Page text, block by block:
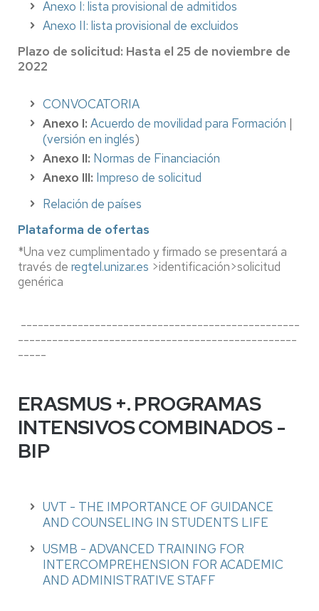
Anexo I: lista provisional de admitidos
Anexo II: lista provisional de excluidos
Plazo de solicitud: Hasta el 25 de noviembre de
2022
CONVOCATORIA
Anexo I: Acuerdo de movilidad para Formación |
(versión en inglés)
Anexo II: Normas de Financiación
Anexo III: Impreso de solicitud
Relación de países
Plataforma de ofertas
*Una vez cumplimentado y firmado se presentará a
través de regtel.unizar.es >identificación>solicitud
genérica
-------------------------------------------------
-------------------------------------------------
-----
ERASMUS +. PROGRAMAS
INTENSIVOS COMBINADOS -
BIP
UVT - THE IMPORTANCE OF GUIDANCE
AND COUNSELING IN STUDENTS LIFE
USMB - ADVANCED TRAINING FOR
INTERCOMPREHENSION FOR ACADEMIC
AND ADMINISTRATIVE STAFF